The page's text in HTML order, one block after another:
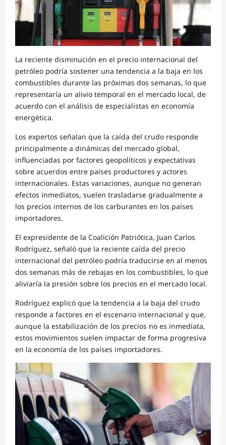
La reciente disminución en el precio internacional del
petróleo podría sostener una tendencia a la baja en los
combustibles durante las próximas dos semanas, lo que
representaría un alivio temporal en el mercado local, de
acuerdo con el análisis de especialistas en economía
energética.
Los expertos señalan que la caída del crudo responde
principalmente a dinámicas del mercado global,
influenciadas por factores geopolíticos y expectativas
sobre acuerdos entre países productores y actores
internacionales. Estas variaciones, aunque no generan
efectos inmediatos, suelen trasladarse gradualmente a
los precios internos de los carburantes en los países
importadores.
El expresidente de la Coalición Patriótica, Juan Carlos
Rodríguez, señaló que la reciente caída del precio
internacional del petróleo podría traducirse en al menos
dos semanas más de rebajas en los combustibles, lo que
aliviaría la presión sobre los precios en el mercado local.
Rodríguez explicó que la tendencia a la baja del crudo
responde a factores en el escenario internacional y que,
aunque la estabilización de los precios no es inmediata,
estos movimientos suelen impactar de forma progresiva
en la economía de los países importadores.